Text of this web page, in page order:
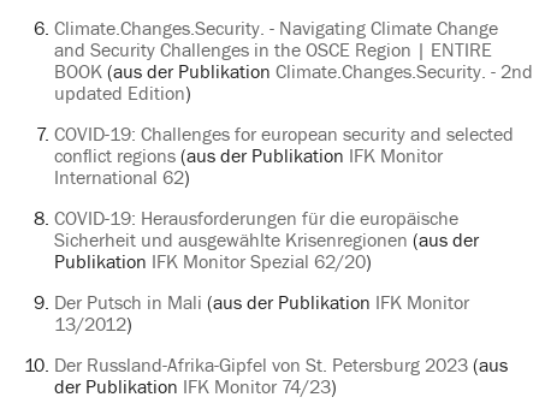
Climate.Changes.Security. - Navigating Climate Change
and Security Challenges in the OSCE Region | ENTIRE
BOOK(aus der Publikation Climate.Changes.Security. - 2nd
updated Edition)
COVID-19: Challenges for european security and selected
conflict regions(aus der Publikation IFK Monitor
International 62)
COVID-19: Herausforderungen für die europäische
Sicherheit und ausgewählte Krisenregionen (aus der
Publikation IFK Monitor Spezial 62/20)
Der Putsch in Mali (aus der Publikation IFK Monitor
13/2012)
Der Russland-Afrika-Gipfel von St. Petersburg 2023(aus
der Publikation IFK Monitor 74/23)